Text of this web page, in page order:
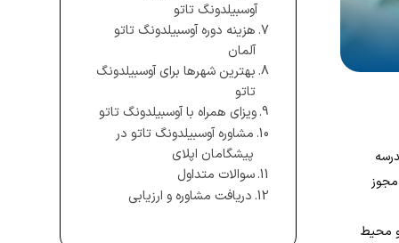
و محیط
آوسبیلدونگ تاتو
هزینه دوره آوسبیلدونگ تاتو
آلمان
بهترین شهرها برای آوسبیلدونگ
تاتو
ویزای همراه با آوسبیلدونگ تاتو
مشاوره آوسبیلدونگ تاتو در
پیشگامان اپلای
سوالات متداول
دریافت مشاوره و ارزیابی